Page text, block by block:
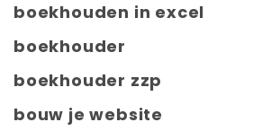
boekhouden in excel
boekhouder
boekhouder zzp
bouw je website